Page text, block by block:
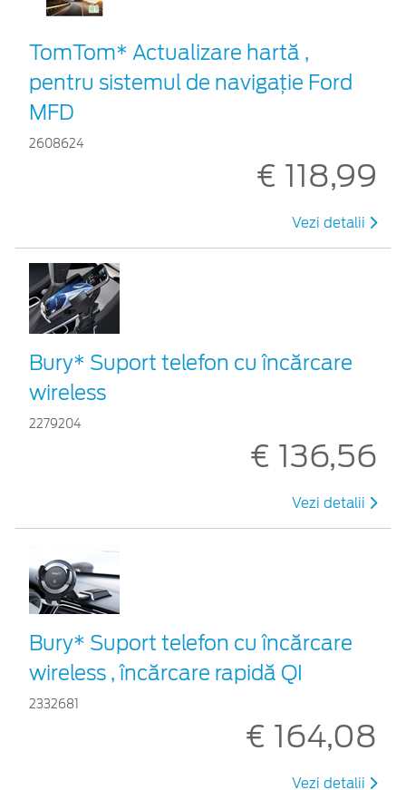
TomTom* Actualizare hartă ,
pentru sistemul de navigaţie Ford
MFD
2608624
€ 118,99
Vezi detalii
Bury* Suport telefon cu încărcare
wireless
2279204
€ 136,56
Vezi detalii
Bury* Suport telefon cu încărcare
wireless , încărcare rapidă QI
2332681
€ 164,08
Vezi detalii